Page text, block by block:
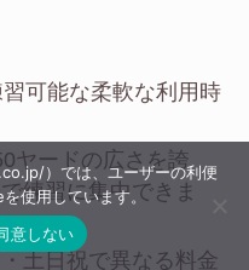
可能な柔軟な利用時
ヤードの広さを誇
練習に集中できま
土日祝で異なる料金
）では、ユーザーの利便
使用しています。
意しない